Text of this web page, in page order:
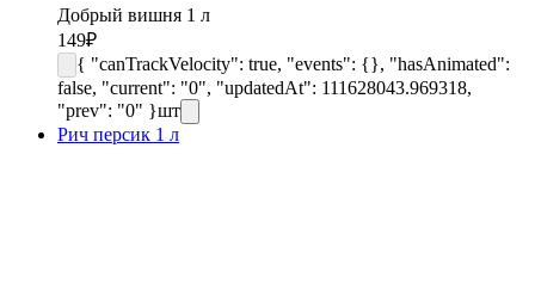
Добрый вишня 1 л
149₽
{ "canTrackVelocity": true, "events": {}, "hasAnimated":
false, "current": "0", "updatedAt": 111628043.969318,
"prev": "0" }шт
Рич персик 1 л